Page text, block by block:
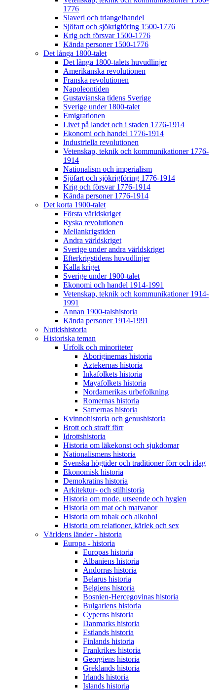
1776
Slaveri och triangelhandel
Sjöfart och sjökrigföring 1500-1776
Krig och försvar 1500-1776
Kända personer 1500-1776
Det långa 1800-talet
Det långa 1800-talets huvudlinjer
Amerikanska revolutionen
Franska revolutionen
Napoleontiden
Gustavianska tidens Sverige
Sverige under 1800-talet
Emigrationen
Livet på landet och i staden 1776-1914
Ekonomi och handel 1776-1914
Industriella revolutionen
Vetenskap, teknik och kommunikationer 1776-
1914
Nationalism och imperialism
Sjöfart och sjökrigföring 1776-1914
Krig och försvar 1776-1914
Kända personer 1776-1914
Det korta 1900-talet
Första världskriget
Ryska revolutionen
Mellankrigstiden
Andra världskriget
Sverige under andra världskriget
Efterkrigstidens huvudlinjer
Kalla kriget
Sverige under 1900-talet
Ekonomi och handel 1914-1991
Vetenskap, teknik och kommunikationer 1914-
1991
Annan 1900-talshistoria
Kända personer 1914-1991
Nutidshistoria
Historiska teman
Urfolk och minoriteter
Aboriginernas historia
Aztekernas historia
Inkafolkets historia
Mayafolkets historia
Nordamerikas urbefolkning
Romernas historia
Samernas historia
Kvinnohistoria och genushistoria
Brott och straff förr
Idrottshistoria
Historia om läkekonst och sjukdomar
Nationalismens historia
Svenska högtider och traditioner förr och idag
Ekonomisk historia
Demokratins historia
Arkitektur- och stilhistoria
Historia om mode, utseende och hygien
Historia om mat och matvanor
Historia om tobak och alkohol
Historia om relationer, kärlek och sex
Världens länder - historia
Europa - historia
Europas historia
Albaniens historia
Andorras historia
Belarus historia
Belgiens historia
Bosnien-Hercegovinas historia
Bulgariens historia
Cyperns historia
Danmarks historia
Estlands historia
Finlands historia
Frankrikes historia
Georgiens historia
Greklands historia
Irlands historia
Islands historia